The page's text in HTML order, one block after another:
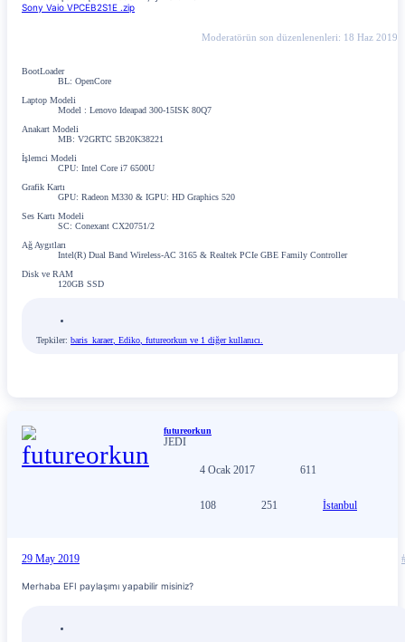
Sony Vaio VPCEB2S1E .zip
Moderatörün son düzenlenenleri: 18 Haz 2019
BootLoader
BL: OpenCore
Laptop Modeli
Model : Lenovo Ideapad 300-15ISK 80Q7
Anakart Modeli
MB: V2GRTC 5B20K38221
İşlemci Modeli
CPU: Intel Core i7 6500U
Grafik Kartı
GPU: Radeon M330 & IGPU: HD Graphics 520
Ses Kartı Modeli
SC: Conexant CX20751/2
Ağ Aygıtları
Intel(R) Dual Band Wireless-AC 3165 & Realtek PCIe GBE Family Controller
Disk ve RAM
120GB SSD
Tepkiler: baris_karaer, Ediko futureorkun ve 1 diğer kullanıcı.
futureorkun
JEDI
4 Ocak 2017 611
108 251 İstanbul
29 May 2019
Merhaba EFI paylaşımı yapabilir misiniz?